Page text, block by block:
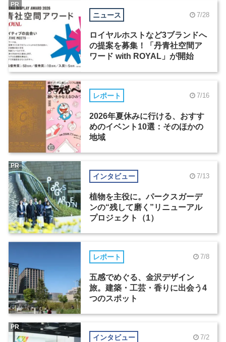
ニュース 7/28
ロイヤルホストなど3ブランドへ
の提案を募集！「丹青社空間ア
ワード with ROYAL」が開始
PR
レポート 7/16
2026年夏休みに行ける、おすす
めのイベント10選：そのほかの
地域
インタビュー 7/13
植物を主役に。パークスガーデ
ンの“残して磨く”リニューアル
プロジェクト（1）
PR
レポート 7/8
五感でめぐる、金沢デザイン
旅。建築・工芸・香りに出会う4
つのスポット
インタビュー 7/2
PR